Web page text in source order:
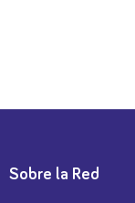
Sobre la Red